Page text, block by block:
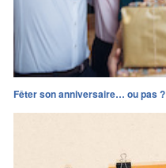
Fêter son anniversaire… ou pas ?